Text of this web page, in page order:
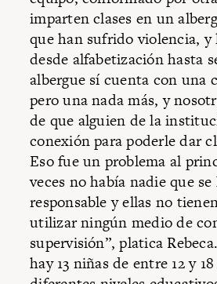
imparten clases en un
que han sufrido violencia, y
desde alfabetización hasta
albergue sí cuenta con una
pero una nada más, y
de que alguien de la
conexión para poderle dar
Eso fue un problema al
veces no había nadie que
responsable y ellas no
utilizar ningún medio de
supervisión”, platica
hay 13 niñas de entre 12 y